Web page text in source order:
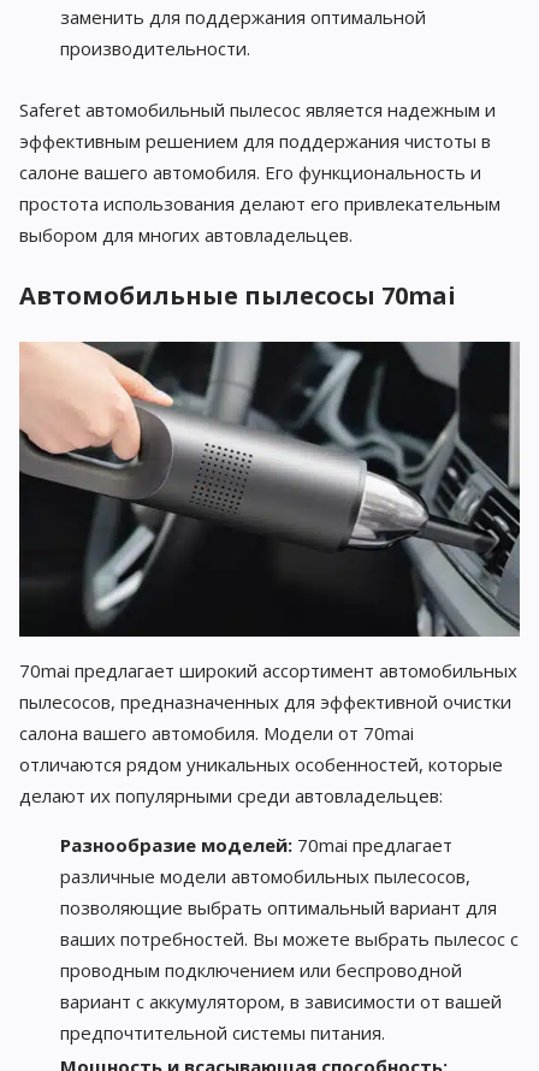
заменить для поддержания оптимальной
производительности.
Saferet автомобильный пылесос является надежным и
эффективным решением для поддержания чистоты в
салоне вашего автомобиля. Его функциональность и
простота использования делают его привлекательным
выбором для многих автовладельцев.
Автомобильные пылесосы 70mai
70mai предлагает широкий ассортимент автомобильных
пылесосов, предназначенных для эффективной очистки
салона вашего автомобиля. Модели от 70mai
отличаются рядом уникальных особенностей, которые
делают их популярными среди автовладельцев:
Разнообразие моделей:70mai предлагает
различные модели автомобильных пылесосов,
позволяющие выбрать оптимальный вариант для
ваших потребностей. Вы можете выбрать пылесос с
проводным подключением или беспроводной
вариант с аккумулятором, в зависимости от вашей
предпочтительной системы питания.
Мощность и всасывающая способность: